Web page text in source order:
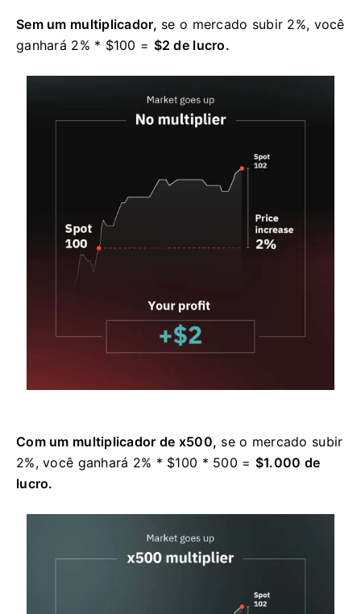
Sem um multiplicador, se o mercado subir 2%, você
ganhará 2% * $100 = $2 de lucro.
Com um multiplicador de x500, se o mercado subir
2%, você ganhará 2% * $100 * 500 = $1.000 de
lucro.